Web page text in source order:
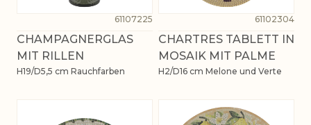
61107225
CHAMPAGNERGLAS
MIT RILLEN
H19/D5,5 cm Rauchfarben
61102304
CHARTRES TABLETT IN
MOSAIK MIT PALME
H2/D16 cm Melone und Verte